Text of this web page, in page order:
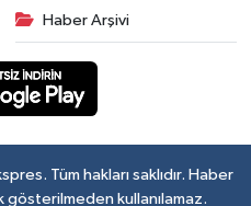
Haber Arşivi
Tüm hakları saklıdır. Haber
gösterilmeden kullanılamaz.